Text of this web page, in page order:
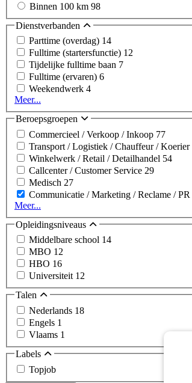
Binnen 100 km 98
Dienstverbanden
Parttime (overdag) 14
Fulltime (startersfunctie) 12
Tijdelijke fulltime baan 7
Fulltime (ervaren) 6
Weekendwerk 4
Meer...
Beroepsgroepen
Commercieel / Verkoop / Inkoop 77
Transport / Logistiek / Chauffeur / Koerier
Winkelwerk / Retail / Detailhandel 54
Callcenter / Customer Service 29
Medisch 27
Communicatie / Marketing / Reclame / PR
Meer...
Opleidingsniveaus
Middelbare school 14
MBO 12
HBO 16
Universiteit 12
Talen
Nederlands 18
Engels 1
Vlaams 1
Labels
Topjob